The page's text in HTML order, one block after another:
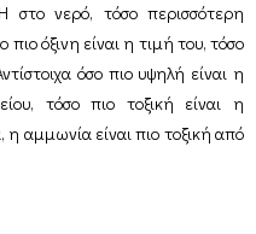
στο νερό, τόσο περισσότερη
όξινη είναι η τιμή του, τόσο
όσο πιο υψηλή είναι η
τόσο πιο τοξική είναι η
η αμμωνία είναι πιο τοξική από